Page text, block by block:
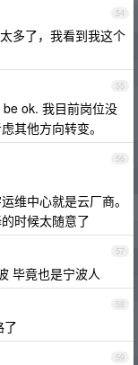
54
多了，我看到我这个
55
ok. 我目前岗位没
其他方向转变。
56
维中心就是云厂商。
时候太随意了
57
毕竟也是宁波人
58
了
59